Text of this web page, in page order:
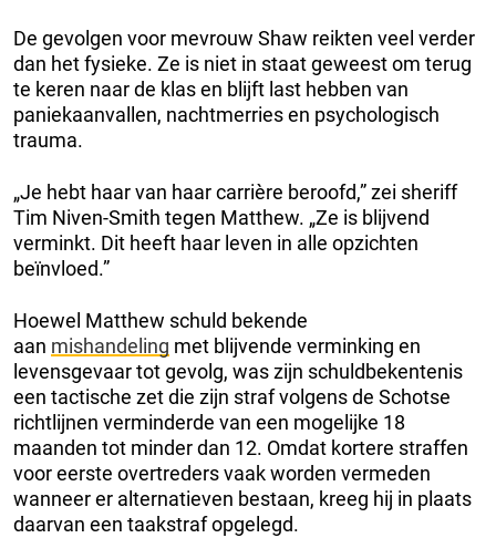
De gevolgen voor mevrouw Shaw reikten veel verder
dan het fysieke. Ze is niet in staat geweest om terug
te keren naar de klas en blijft last hebben van
paniekaanvallen, nachtmerries en psychologisch
trauma.
„Je hebt haar van haar carrière beroofd,” zei sheriff
Tim Niven-Smith tegen Matthew. „Ze is blijvend
verminkt. Dit heeft haar leven in alle opzichten
beïnvloed.”
Hoewel Matthew schuld bekende
aan mishandeling met blijvende verminking en
levensgevaar tot gevolg, was zijn schuldbekentenis
een tactische zet die zijn straf volgens de Schotse
richtlijnen verminderde van een mogelijke 18
maanden tot minder dan 12. Omdat kortere straffen
voor eerste overtreders vaak worden vermeden
wanneer er alternatieven bestaan, kreeg hij in plaats
daarvan een taakstraf opgelegd.